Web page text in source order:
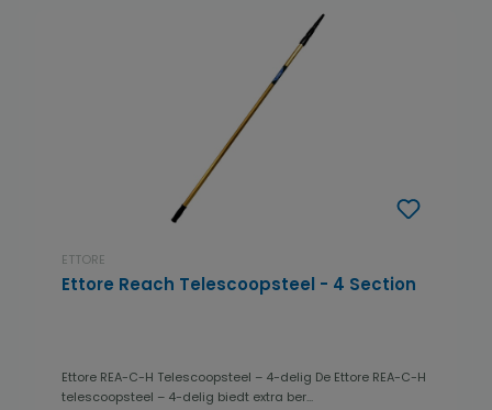
ETTORE
Ettore Reach Telescoopsteel - 4 Section
Ettore REA-C-H Telescoopsteel – 4-delig De Ettore REA-C-H
telescoopsteel – 4-delig biedt extra ber...